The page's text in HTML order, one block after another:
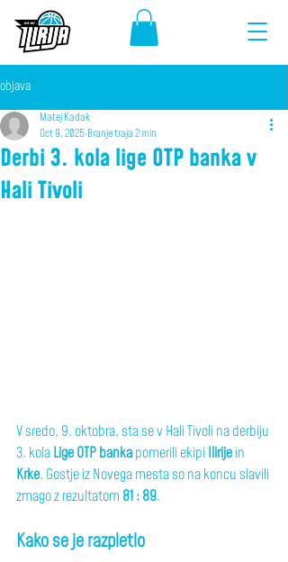
objava
Derbi 3. kola lige OTP banka v
Hali Tivoli
Matej Kadak
Oct 9, 2025 Branje traja 2 min
V sredo, 9. oktobra, sta se v Hali Tivoli na derbiju
3. kola Lige OTP banka pomerili ekipi Ilirije in
Krke. Gostje iz Novega mesta so na koncu slavili
zmago z rezultatom 81 : 89.
Kako se je razpletlo